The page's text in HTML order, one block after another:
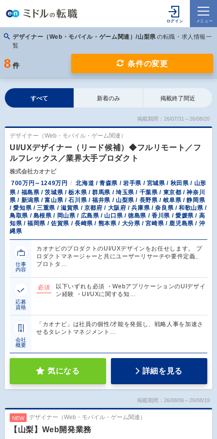
デザイナー（Web・モバイル・ゲーム関連）/山梨県 の転職・求人情報一
覧
8 件 条件の変更
すべて 新着のみ 掲載終了間近
掲載期間：26/07/31～26/08/20
デザイナー（Web・モバイル・ゲーム関連）
UI/UXデザイナー（リード候補）◆フルリモート／フ
ルフレックス／業界大手プロダクト
株式会社カオナビ
700万円～1249万円
北海道 / 青森県 / 岩手県 / 宮城県 / 秋田県 / 山形
県 / 福島県 / 茨城県 / 栃木県 / 群馬県 / 埼玉県 / 千葉県 / 東京都 / 神奈川
県 / 新潟県 / 富山県 / 石川県 / 福井県 / 山梨県 / 長野県 / 岐阜県 / 静岡県
/ 愛知県 / 三重県 / 滋賀県 / 京都府 / 大阪府 / 兵庫県 / 奈良県 / 和歌山県 /
鳥取県 / 島根県 / 岡山県 / 広島県 / 山口県 / 徳島県 / 香川県 / 愛媛県 / 高
知県 / 福岡県 / 佐賀県 / 長崎県 / 熊本県 / 大分県 / 宮崎県 / 鹿児島県 / 沖
縄県
仕事
内容
カオナビのプロダクトのUI/UXデザインをお任せします。 プ
ロダクトマネージャーと共にユーザーリサーチや要件定義、
プロトタ…
応募
資格
必須
以下いずれも必須 ・WebアプリケーションのUIデザイ
ン経験 ・UI/UXに関する知…
会社
概要
「カオナビ」は社員の個性/才能を発掘し、戦略人事を加速さ
せるタレントマネジメント…
気になる 詳細を見る
掲載期間：26/08/06～26/08/19
NEW デザイナー（Web・モバイル・ゲーム関連）
【山梨】Web開発業務